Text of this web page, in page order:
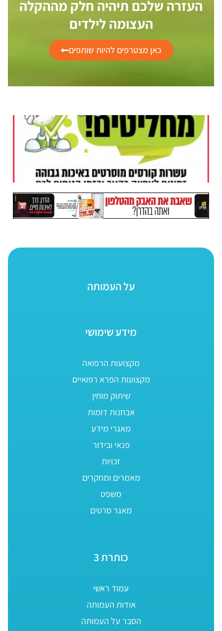
העזרה שלכם תיהיה חלק מההקלה
העצומה לילדים
כאן מצטרפים להיות שותפים
על העמותה
מידע שימושי
מקצועות הרפואה
מקצועות הפרא רפואיים
שיתוק מוחין
אבחנות דומות
מאגרי מידע
פנאי ובידור
זכויות
מאמרים ומחקרים
משפט
מאגר סרטים
כותרת 3
עמוד ראשי
אודות העמותה
הסבר על העמותה